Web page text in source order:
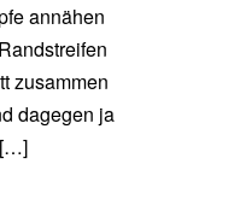
annähen
zusammen
dagegen ja
[…]